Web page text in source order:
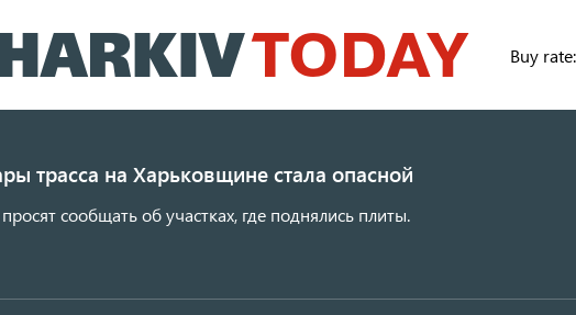
к
основному
Buy rate:
трасса на Харьковщине стала опасной
сообщать об участках, где поднялись плиты.